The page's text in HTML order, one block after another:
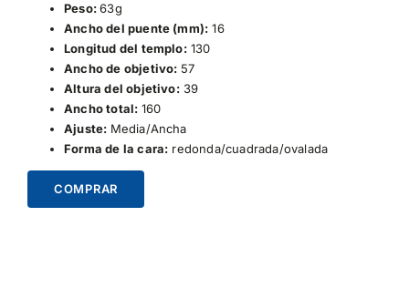
Peso:63g
Ancho del puente (mm): 16
Longitud del templo:130
Ancho de objetivo: 57
Altura del objetivo:39
Ancho total: 160
Ajuste: Media/Ancha
Forma de la cara: redonda/cuadrada/ovalada
COMPRAR